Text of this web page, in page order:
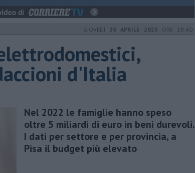
GIOVEDÌ 20 APRILE 2023 ORE 18:40
d'Italia
Nel 2022 le famiglie hanno speso
oltre 5 miliardi di euro in beni durevoli.
I dati per settore e per provincia, a
Pisa il budget più elevato